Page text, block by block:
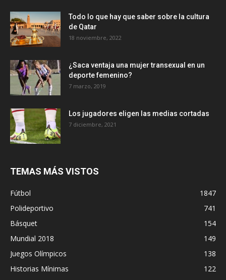
Todo lo que hay que saber sobre la cultura
de Qatar
18 noviembre, 2022
¿Saca ventaja una mujer transexual en un
deporte femenino?
7 marzo, 2019
Los jugadores eligen las medias cortadas
7 diciembre, 2021
TEMAS MÁS VISTOS
Fútbol
1847
Polideportivo
741
Básquet
154
Mundial 2018
149
Juegos Olímpicos
138
Historias Mínimas
122